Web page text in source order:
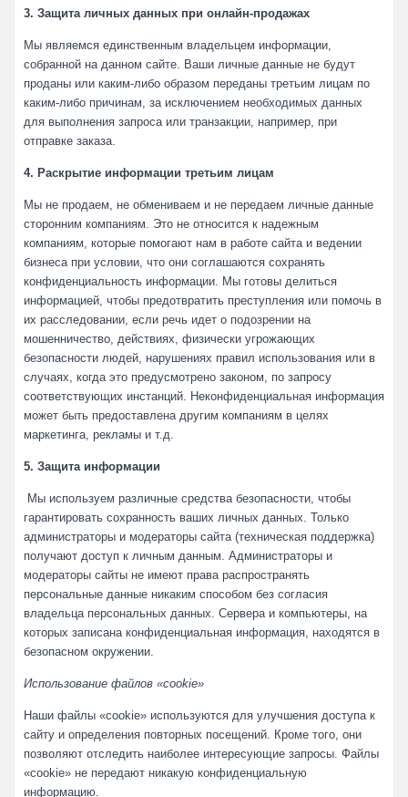
3. Защита личных данных при онлайн-продажах
Мы являемся единственным владельцем информации,
собранной на данном сайте. Ваши личные данные не будут
проданы или каким-либо образом переданы третьим лицам по
каким-либо причинам, за исключением необходимых данных
для выполнения запроса или транзакции, например, при
отправке заказа.
4. Раскрытие информации третьим лицам
Мы не продаем, не обмениваем и не передаем личные данные
сторонним компаниям. Это не относится к надежным
компаниям, которые помогают нам в работе сайта и ведении
бизнеса при условии, что они соглашаются сохранять
конфиденциальность информации. Мы готовы делиться
информацией, чтобы предотвратить преступления или помочь в
их расследовании, если речь идет о подозрении на
мошенничество, действиях, физически угрожающих
безопасности людей, нарушениях правил использования или в
случаях, когда это предусмотрено законом, по запросу
соответствующих инстанций. Неконфиденциальная информация
может быть предоставлена другим компаниям в целях
маркетинга, рекламы и т.д.
5. Защита информации
Мы используем различные средства безопасности, чтобы
гарантировать сохранность ваших личных данных. Только
администраторы и модераторы сайта (техническая поддержка)
получают доступ к личным данным. Администраторы и
модераторы сайты не имеют права распространять
персональные данные никаким способом без согласия
владельца персональных данных. Сервера и компьютеры, на
которых записана конфиденциальная информация, находятся в
безопасном окружении.
Использование файлов «cookie»
Наши файлы «cookie» используются для улучшения доступа к
сайту и определения повторных посещений. Кроме того, они
позволяют отследить наиболее интересующие запросы. Файлы
«cookie» не передают никакую конфиденциальную
информацию.